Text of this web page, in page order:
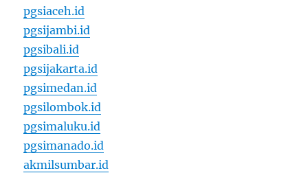
pgsiaceh.id
pgsijambi.id
pgsibali.id
pgsijakarta.id
pgsimedan.id
pgsilombok.id
pgsimaluku.id
pgsimanado.id
akmilsumbar.id